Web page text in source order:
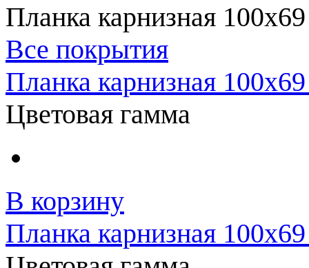
Планка карнизная
Все покрытия
Планка карнизная
Цветовая гамма
В корзину
Планка карнизная